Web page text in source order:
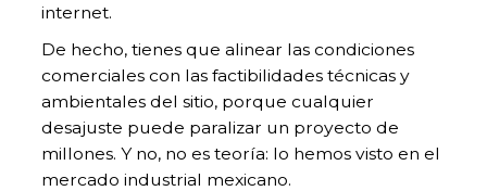
internet.
De hecho, tienes que alinear las condiciones
comerciales con las factibilidades técnicas y
ambientales del sitio, porque cualquier
desajuste puede paralizar un proyecto de
millones. Y no, no es teoría: lo hemos visto en el
mercado industrial mexicano.